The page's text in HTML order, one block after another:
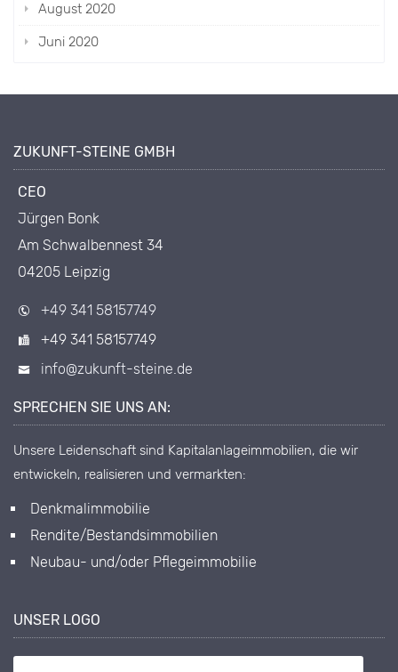
August 2020
Juni 2020
ZUKUNFT-STEINE GMBH
CEO
Jürgen Bonk
Am Schwalbennest 34
04205 Leipzig
+49 341 58157749
+49 341 58157749
info@zukunft-steine.de
SPRECHEN SIE UNS AN:
Unsere Leidenschaft sind Kapitalanlageimmobilien, die wir
entwickeln, realisieren und vermarkten:
Denkmalimmobilie
Rendite/Bestandsimmobilien
Neubau- und/oder Pflegeimmobilie
UNSER LOGO